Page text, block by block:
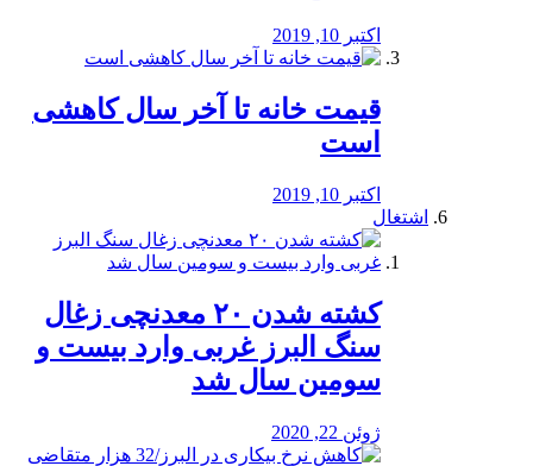
اکتبر 10, 2019
قیمت خانه تا آخر سال کاهشی
است
اکتبر 10, 2019
اشتغال
کشته شدن ۲۰ معدنچی زغال
سنگ البرز غربی وارد بیست و
سومین سال شد
ژوئن 22, 2020